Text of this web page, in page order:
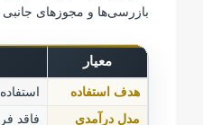
بازرسی‌ها و مجوزهای جانبی
معیار
هدف استفاده
مدل درآمدی
فاقد